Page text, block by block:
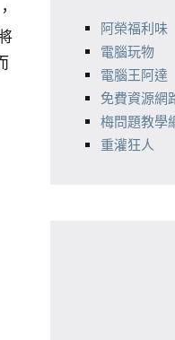
阿榮福利味
電腦玩物
電腦王阿達
免費資源網
梅問題教學
重灌狂人